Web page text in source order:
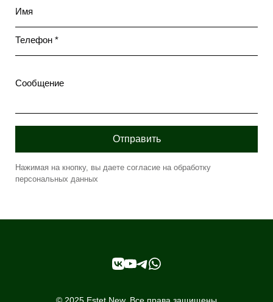
Имя
Телефон *
Сообщение
Отправить
Нажимая на кнопку, вы даете согласие на обработку
персональных данных